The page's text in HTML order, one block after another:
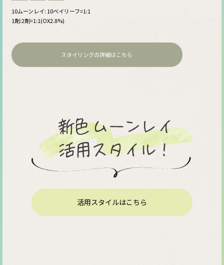
10ムーンレイ: 10ベイリーフ=1:1
1剤:2剤=1:1(OX2.8%)
スタイリングの詳細はこちら
活用スタイルはこちら